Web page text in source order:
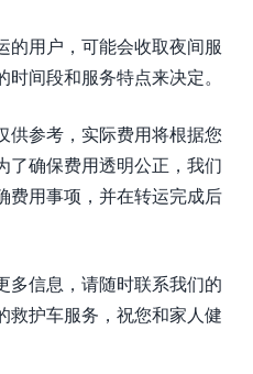
的用户，可能会收取夜间服
间段和服务特点来决定。
供参考，实际费用将根据您
了确保费用透明公正，我们
费用事项，并在转运完成后
多信息，请随时联系我们的
救护车服务，祝您和家人健